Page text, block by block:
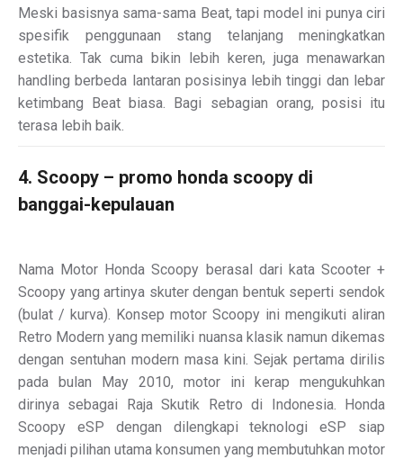
Meski basisnya sama-sama Beat, tapi model ini punya ciri
spesifik penggunaan stang telanjang meningkatkan
estetika. Tak cuma bikin lebih keren, juga menawarkan
handling berbeda lantaran posisinya lebih tinggi dan lebar
ketimbang Beat biasa. Bagi sebagian orang, posisi itu
terasa lebih baik.
4. Scoopy – promo honda scoopy di
banggai-kepulauan
Nama Motor Honda Scoopy berasal dari kata Scooter +
Scoopy yang artinya skuter dengan bentuk seperti sendok
(bulat / kurva). Konsep motor Scoopy ini mengikuti aliran
Retro Modern yang memiliki nuansa klasik namun dikemas
dengan sentuhan modern masa kini. Sejak pertama dirilis
pada bulan May 2010, motor ini kerap mengukuhkan
dirinya sebagai Raja Skutik Retro di Indonesia. Honda
Scoopy eSP dengan dilengkapi teknologi eSP siap
menjadi pilihan utama konsumen yang membutuhkan motor